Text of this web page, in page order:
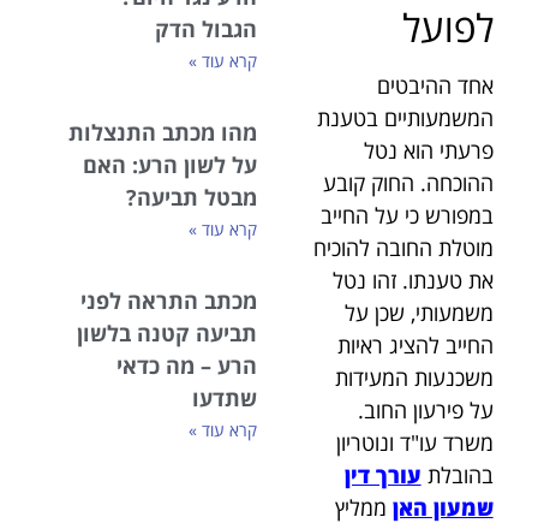
לפועל
אחד ההיבטים
המשמעותיים בטענת
פרעתי הוא נטל
ההוכחה. החוק קובע
במפורש כי על החייב
מוטלת החובה להוכיח
את טענתו. זהו נטל
משמעותי, שכן על
החייב להציג ראיות
משכנעות המעידות
על פירעון החוב.
משרד עו"ד ונוטריון
בהובלת עורך דין
שמעון האן ממליץ
הגבול הדק
קרא עוד »
מהו מכתב התנצלות
על לשון הרע: האם
מבטל תביעה?
קרא עוד »
מכתב התראה לפני
תביעה קטנה בלשון
הרע – מה כדאי
שתדעו
קרא עוד »